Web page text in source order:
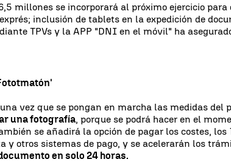
millones se incorporará al próximo ejercicio
inclusión de tablets en la expedición de
TPVs y la APP "DNI en el móvil" ha
vez que se pongan en marcha las medidas del
una fotografía, porque se podrá hacer en el
se añadirá la opción de pagar los costes, los
y otros sistemas de pago, y se acelerarán los
en solo 24 horas.